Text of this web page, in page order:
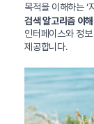
목적을 이해하는 ‘
검색 알고리즘 이해
인터페이스와 정
제공합니다.